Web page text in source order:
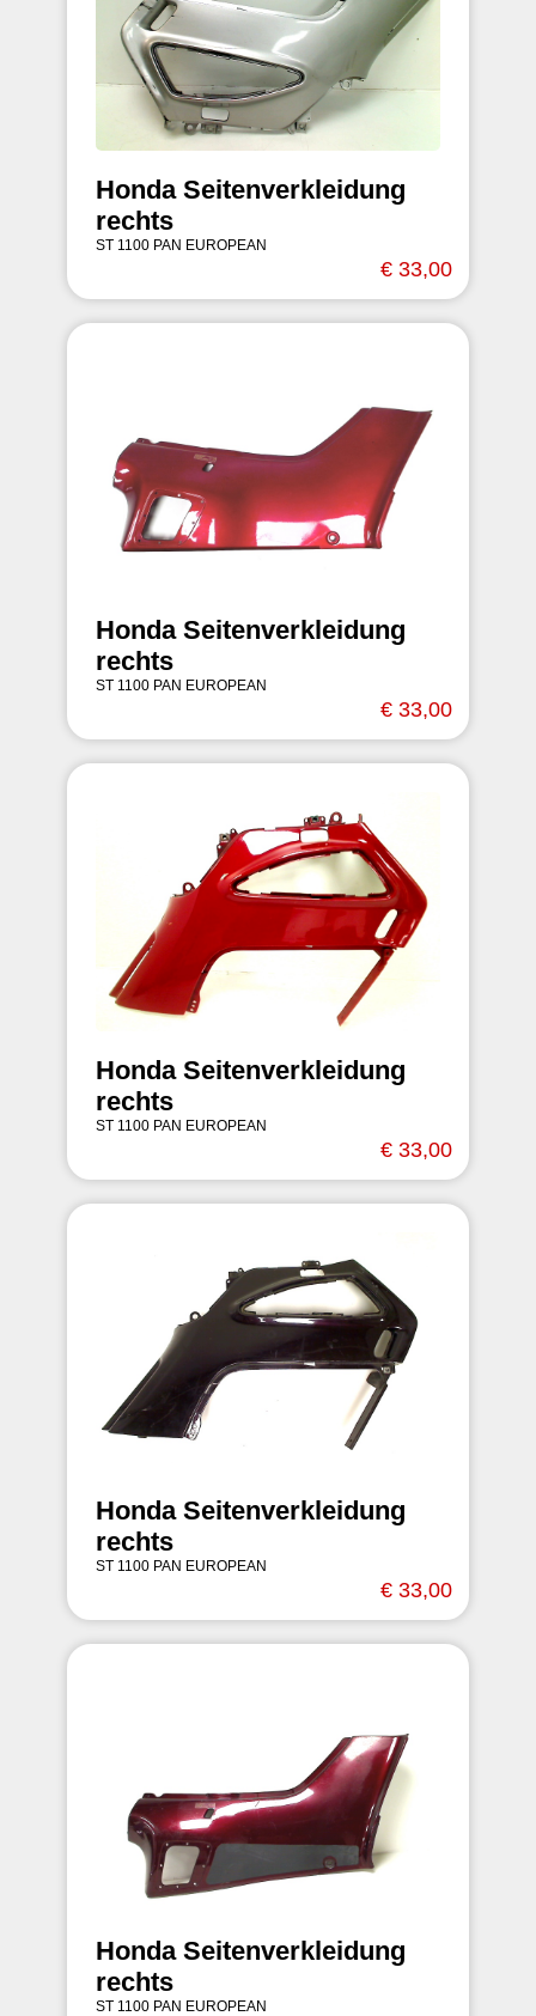
Honda Seitenverkleidung
rechts
ST 1100 PAN EUROPEAN
€ 33,00
Honda Seitenverkleidung
rechts
ST 1100 PAN EUROPEAN
€ 33,00
Honda Seitenverkleidung
rechts
ST 1100 PAN EUROPEAN
€ 33,00
Honda Seitenverkleidung
rechts
ST 1100 PAN EUROPEAN
€ 33,00
Honda Seitenverkleidung
rechts
ST 1100 PAN EUROPEAN